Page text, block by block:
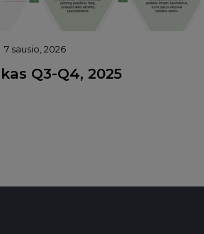
7 sausio, 2026
Q3-Q4, 2025